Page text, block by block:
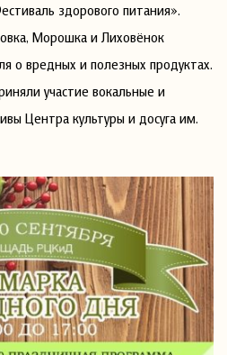
здорового питания».
Морошка и Лиховёнок
о вредных и полезных продуктах.
участие вокальные и
Центра культуры и досуга им.